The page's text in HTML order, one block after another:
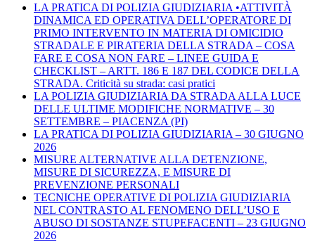
LA PRATICA DI POLIZIA GIUDIZIARIA •ATTIVITÀ
DINAMICA ED OPERATIVA DELL’OPERATORE DI
PRIMO INTERVENTO IN MATERIA DI OMICIDIO
STRADALE E PIRATERIA DELLA STRADA – COSA
FARE E COSA NON FARE – LINEE GUIDA E
CHECKLIST – ARTT. 186 E 187 DEL CODICE DELLA
STRADA. Criticità su strada: casi pratici
LA POLIZIA GIUDIZIARIA DA STRADA ALLA LUCE
DELLE ULTIME MODIFICHE NORMATIVE – 30
SETTEMBRE – PIACENZA (PI)
LA PRATICA DI POLIZIA GIUDIZIARIA – 30 GIUGNO
2026
MISURE ALTERNATIVE ALLA DETENZIONE,
MISURE DI SICUREZZA, E MISURE DI
PREVENZIONE PERSONALI
TECNICHE OPERATIVE DI POLIZIA GIUDIZIARIA
NEL CONTRASTO AL FENOMENO DELL’USO E
ABUSO DI SOSTANZE STUPEFACENTI – 23 GIUGNO
2026